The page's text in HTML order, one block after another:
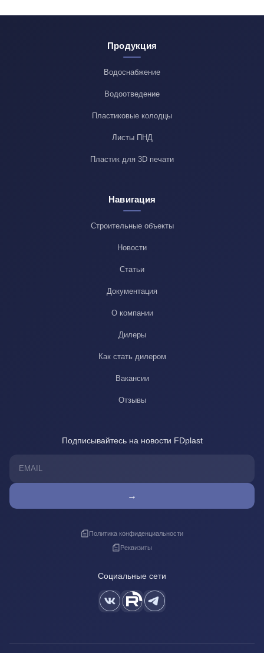
Продукция
Водоснабжение
Водоотведение
Пластиковые колодцы
Листы ПНД
Пластик для 3D печати
Навигация
Строительные объекты
Новости
Статьи
Документация
О компании
Дилеры
Как стать дилером
Вакансии
Отзывы
Подписывайтесь на новости FDplast
→
Политика конфиденциальности
Реквизиты
Социальные сети